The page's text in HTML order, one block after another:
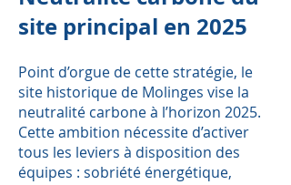
site principal en 2025
Point d’orgue de cette stratégie, le
site historique de Molinges vise la
neutralité carbone à l’horizon 2025.
Cette ambition nécessite d’activer
tous les leviers à disposition des
équipes : sobriété énergétique,